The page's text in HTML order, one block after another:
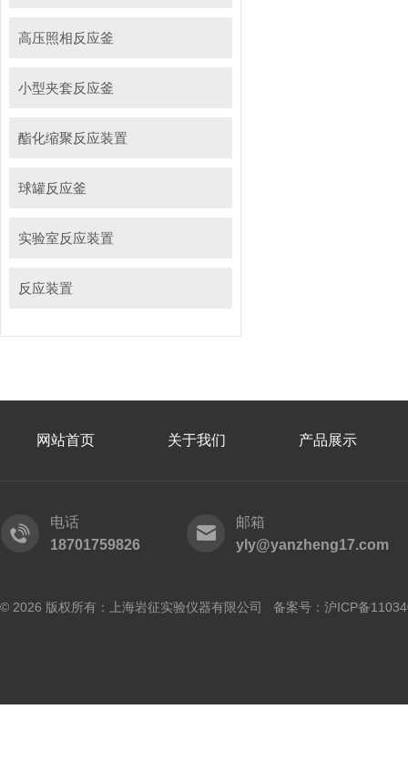
高压照相反应釜
小型夹套反应釜
酯化缩聚反应装置
球罐反应釜
实验室反应装置
反应装置
网站首页 关于我们 产品展示
电话
18701759826
邮箱
yly@yanzheng17.com
© 2026 版权所有：上海岩征实验仪器有限公司 备案号： 沪ICP备